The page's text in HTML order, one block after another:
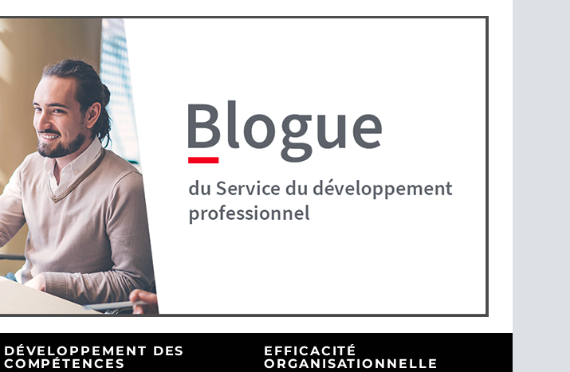
DÉVELOPPEMENT DES
COMPÉTENCES
EFFICACITÉ
ORGANISATIONNELLE